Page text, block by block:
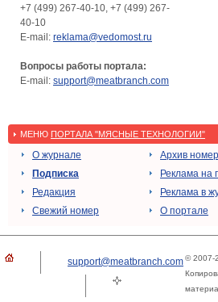
+7 (499) 267-40-10, +7 (499) 267-
40-10
E-mail: reklama@vedomost.ru
Вопросы работы портала:
E-mail: support@meatbranch.com
МЕНЮ ПОРТАЛА "МЯСНЫЕ ТЕХНОЛОГИИ"
О журнале
Подписка
Редакция
Свежий номер
Архив
Реклама на
Реклама в
О портале
support@meatbranch.com© 2007-